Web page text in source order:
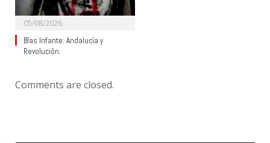
05/08/2026
Blas Infante: Andalucía y
Revolución.
Comments are closed.